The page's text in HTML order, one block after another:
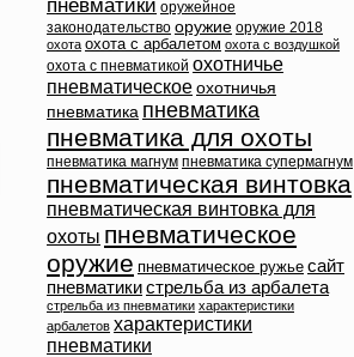
оружейное
законодательство оружие оружие 2018
охота охота с арбалетом охота с воздушкой
охота с пневматикой охотничье
пневматическое охотничья
пневматика пневматика
пневматика для охоты
пневматика магнум пневматика супермагнум
пневматическая винтовка
пневматическая винтовка для
охоты пневматическое
оружие пневматическое ружье сайт
пневматикистрельба из арбалета
стрельба из пневматики характеристики
арбалетов характеристики
пневматики